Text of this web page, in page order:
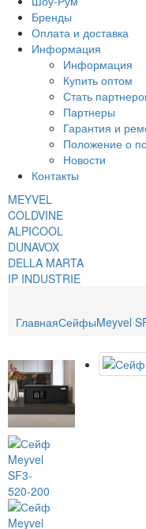
Бренды
Оплата и доставка
Информация
Информация
Купить оптом
Стать
Партнеры
Гарантия и
Положение о
Новости
Контакты
MEYVEL
COLDVINE
ALPICOOL
DUNAVOX
DELLA MARTA
IP INDUSTRIE
ГлавнаяСейфыMeyvel